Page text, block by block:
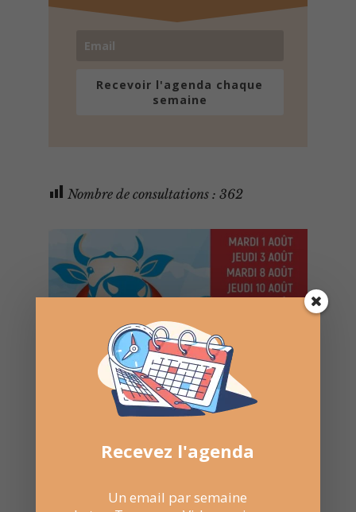
Recevoir l'agenda chaque
semaine
Nombre de consultations : 362
Recevez l'agenda
Un email par semaine